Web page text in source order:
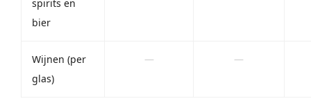
spirits en
bier
Wijnen (per
glas)
— —